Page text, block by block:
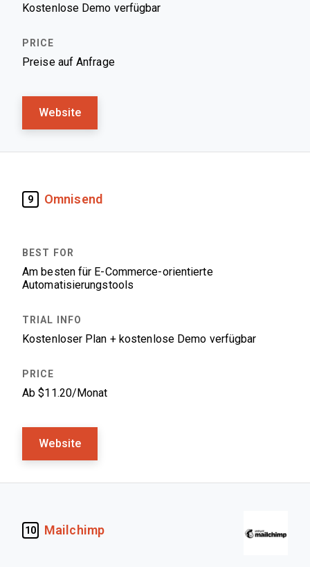
Kostenlose Demo verfügbar
Preise auf Anfrage
Website
9 Omnisend
Am besten für E-Commerce-orientierte
Automatisierungstools
Kostenloser Plan + kostenlose Demo verfügbar
Ab $11.20/Monat
Website
10 Mailchimp